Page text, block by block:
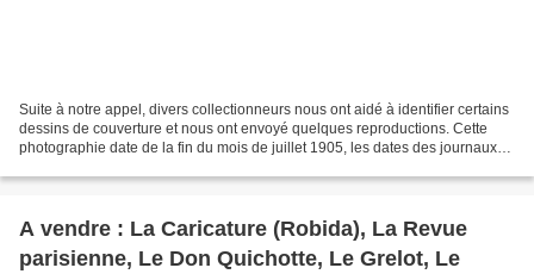
Suite à notre appel, divers collectionneurs nous ont aidé à identifier certains
dessins de couverture et nous ont envoyé quelques reproductions. Cette
photographie date de la fin du mois de juillet 1905, les dates des journaux
A vendre : La Caricature (Robida), La Revue
parisienne, Le Don Quichotte, Le Grelot, Le